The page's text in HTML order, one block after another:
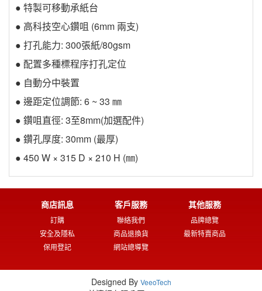
● 特製可移動承紙台
● 高科技空心鑽咀 (6mm 兩支)
● 打孔能力: 300張紙/80gsm
● 配置多種標程序打孔定位
● 自動分中裝置
● 邊距定位調節: 6 ~ 33 ㎜
● 鑽咀直徑: 3至8mm(加選配件)
● 鑽孔厚度: 30mm (最厚)
● 450 W × 315 D × 210 H (㎜)
商店訊息
訂購
安全及隱私
保用登記
客戶服務
聯絡我們
商品退換貨
網站總導覽
其他服務
品牌總覽
最新特賣商品
Designed By VeeoTech